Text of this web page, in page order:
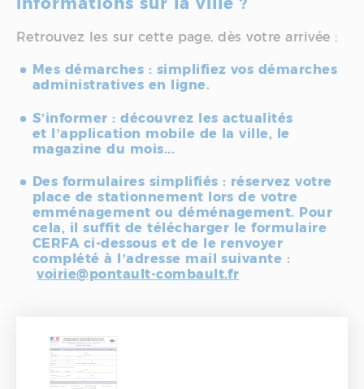
Retrouvez les sur cette page, dès votre arrivée :
Mes démarches : simplifiez vos démarches
administratives en ligne.
S’informer : découvrez les actualités
et l’application mobile de la ville, le
magazine du mois...
Des formulaires simplifiés : réservez votre
place de stationnement lors de votre
emménagement ou déménagement. Pour
cela, il suffit de télécharger le formulaire
CERFA ci-dessous et de le renvoyer
complété à l’adresse mail suivante :
voirie@pontault-combault.fr